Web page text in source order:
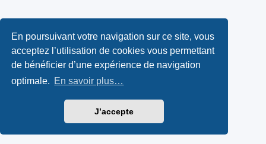
En poursuivant votre navigation sur ce site, vous
acceptez l’utilisation de cookies vous permettant
de bénéficier d’une expérience de navigation
optimale. En savoir plus…
J’accepte